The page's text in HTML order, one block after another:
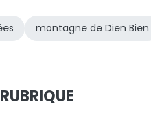
montagne de Dien Bien